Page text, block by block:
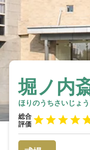
堀ノ内
ほりのうちさいじょう
総合
評価